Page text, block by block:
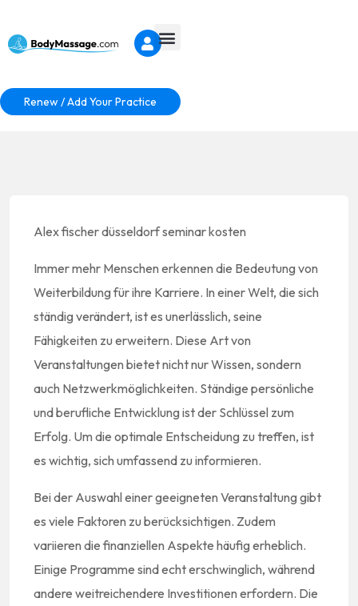
Renew / Add Your Practice
Alex fischer düsseldorf seminar kosten
Immer mehr Menschen erkennen die Bedeutung von
Weiterbildung für ihre Karriere. In einer Welt, die sich
ständig verändert, ist es unerlässlich, seine
Fähigkeiten zu erweitern. Diese Art von
Veranstaltungen bietet nicht nur Wissen, sondern
auch Netzwerkmöglichkeiten. Ständige persönliche
und berufliche Entwicklung ist der Schlüssel zum
Erfolg. Um die optimale Entscheidung zu treffen, ist
es wichtig, sich umfassend zu informieren.
Bei der Auswahl einer geeigneten Veranstaltung gibt
es viele Faktoren zu berücksichtigen. Zudem
variieren die finanziellen Aspekte häufig erheblich.
Einige Programme sind echt erschwinglich, während
andere weitreichendere Investitionen erfordern. Die